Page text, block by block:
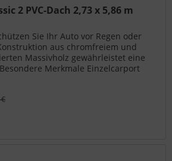
2 PVC-Dach 2,73 x 5,86 m
Sie Ihr Auto vor Regen oder
aus chromfreiem und
Massivholz gewährleistet eine
Merkmale Einzelcarport